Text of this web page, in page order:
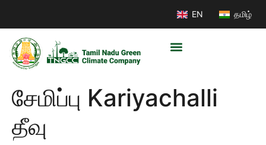
EN தமிழ்
சேமிப்பு Kariyachalli
தீவு